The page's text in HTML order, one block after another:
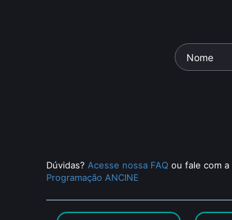
Dúvidas?Acesse nossa FAQ ou fale com a
Programação ANCINE